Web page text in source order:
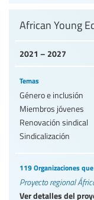
2021 – 2027
African Young
Temas
Género e inclusión
Miembros jóvenes
Renovación sindical
Sindicalización
119 Organizaciones
Proyecto regional
Ver detalles del